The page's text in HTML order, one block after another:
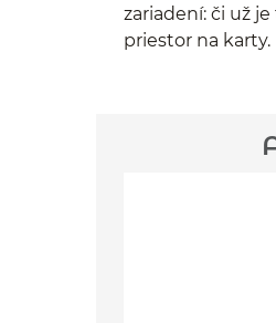
zariadení: či už
priestor na karty.